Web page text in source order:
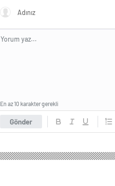
Gönder
En az 10 karakter gerekli